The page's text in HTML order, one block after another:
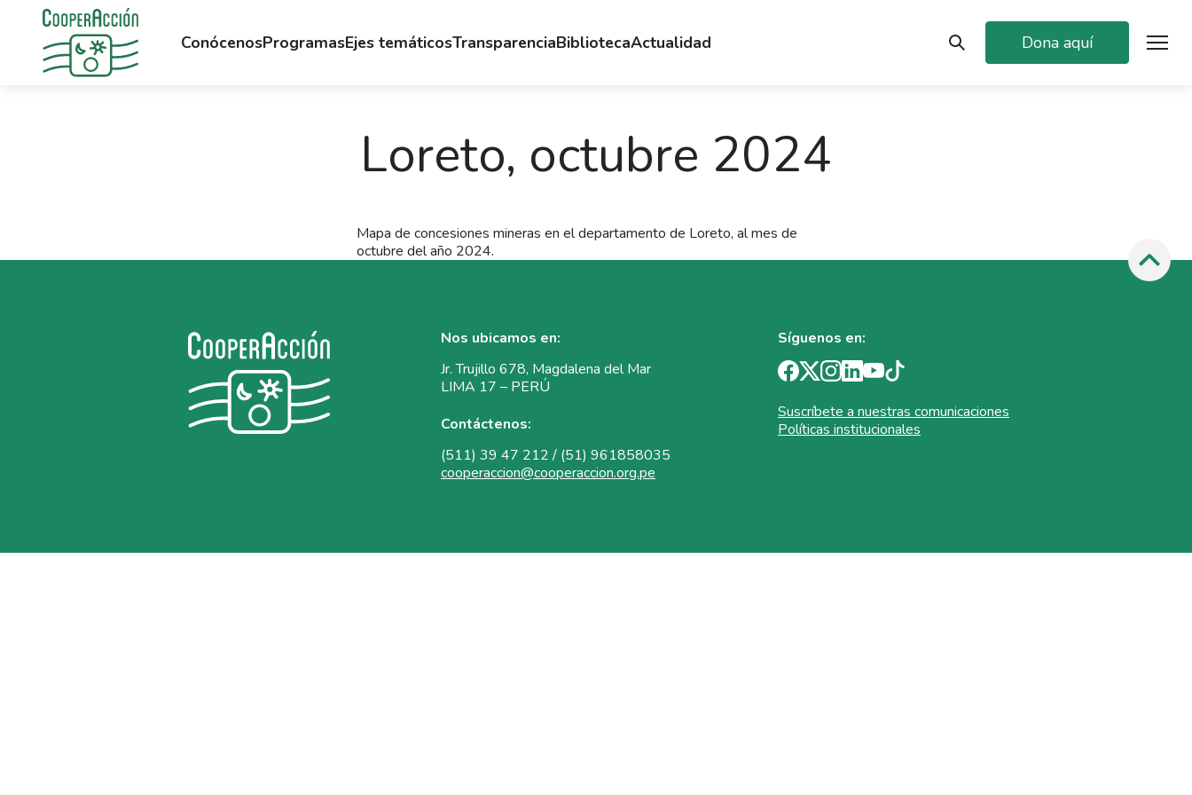
ConócenosProgramasEjes temáticosTransparenciaBibliotecaActualidad Dona aquí
Loreto, octubre 2024
Mapa de concesiones mineras en el departamento de Loreto, al mes de
octubre del año 2024.
Nos ubicamos en:
Jr. Trujillo 678, Magdalena del Mar
LIMA 17 – PERÚ
Contáctenos:
(511) 39 47 212 / (51) 961858035
cooperaccion@cooperaccion.org.pe
Síguenos en:
Suscríbete a nuestras comunicaciones
Políticas institucionales